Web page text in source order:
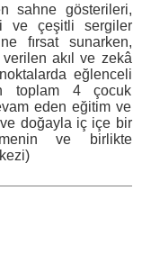
sahne gösterileri,
ve çeşitli sergiler
fırsat sunarken,
akıl ve zekâ
eğlenceli
toplam 4 çocuk
eden eğitim ve
doğayla iç içe bir
ve birlikte